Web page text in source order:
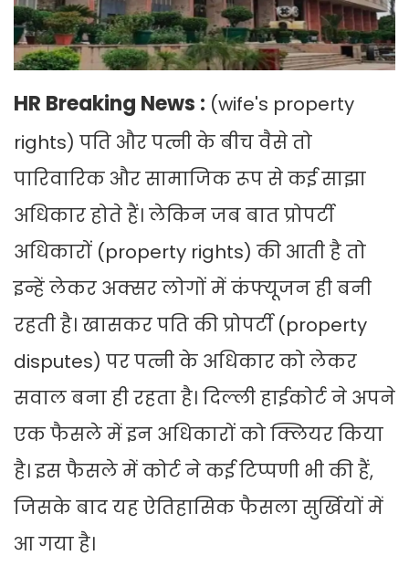
HR Breaking News : (wife's property
rights) पति और पत्नी के बीच वैसे तो
पारिवारिक और सामाजिक रूप से कई साझा
अधिकार होते हैं। लेकिन जब बात प्रोपर्टी
अधिकारों (property rights) की आती है तो
इन्हें लेकर अक्सर लोगों में कंफ्यूजन ही बनी
रहती है। खासकर पति की प्रोपर्टी (property
disputes) पर पत्नी के अधिकार को लेकर
सवाल बना ही रहता है। दिल्ली हाईकोर्ट ने अपने
एक फैसले में इन अधिकारों को क्लियर किया
है। इस फैसले में कोर्ट ने कई टिप्पणी भी की हैं,
जिसके बाद यह ऐतिहासिक फैसला सुर्खियों में
आ गया है।